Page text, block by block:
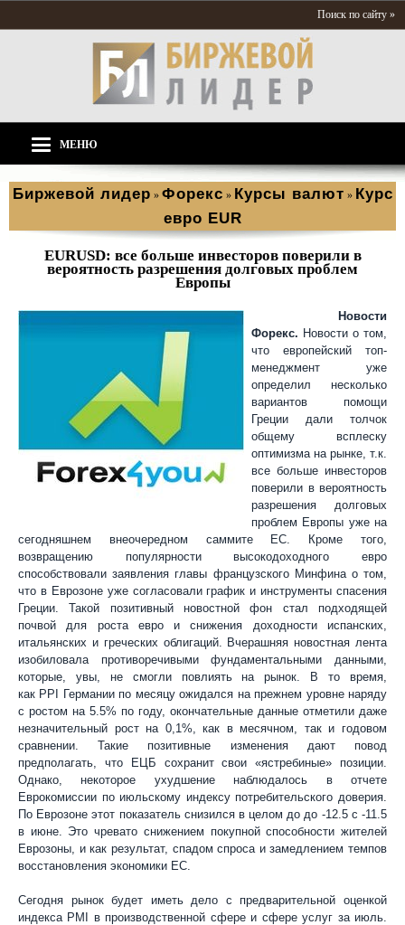
Поиск по сайту »
МЕНЮ
Биржевой лидер » Форекс » Курсы валют » Курс
евро EUR
EURUSD: все больше инвесторов поверили в
вероятность разрешения долговых проблем
Европы
Новости
Форекс. Новости о том,
что европейский топ-
менеджмент уже
определил несколько
вариантов помощи
Греции дали толчок
общему всплеску
оптимизма на рынке, т.к.
все больше инвесторов
поверили в вероятность
разрешения долговых
проблем Европы уже на
сегодняшнем внеочередном саммите ЕС. Кроме того,
возвращению популярности высокодоходного евро
способствовали заявления главы французского Минфина о том,
что в Еврозоне уже согласовали график и инструменты спасения
Греции. Такой позитивный новостной фон стал подходящей
почвой для роста евро и снижения доходности испанских,
итальянских и греческих облигаций. Вчерашняя новостная лента
изобиловала противоречивыми фундаментальными данными,
которые, увы, не смогли повлиять на рынок. В то время,
как PP
Германии по месяцу ожидался на прежнем уровне наряду
с ростом на 5.5% по году, окончательные данные отметили даже
незначительный рост на 0,1%, как в месячном, так и годовом
сравнении. Такие позитивные изменения дают повод
предполагать, что ЕЦБ сохранит свои «ястребиные» позиции.
Однако, некоторое ухудшение наблюдалось в отчете
Еврокомиссии по июльскому индексу потребительского доверия.
По Еврозоне этот показатель снизился в целом до до -12.5 с -11.5
в июне. Это чревато снижением покупной способности жителей
Еврозоны, и как результат, спадом спроса и замедлением темпов
восстановления экономики ЕС.
Сегодня рынок будет иметь дело с предварительной оценкой
индекса PMI в производственной сфере и сфере услуг за июль.